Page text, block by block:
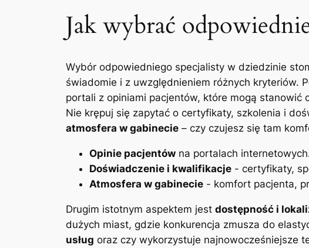
Jak wybrać
Wybór odpowiedniego specjalisty w dziedzinie
świadomie i z uwzględnieniem ​różnych kryteriów.
portali z opiniami pacjentów, które mogą
Nie krępuj się zapytać o certyfikaty,⁢ szkolenia i
atmosfera‌ w⁣ gabinecie – czy czujesz się ⁤tam
Opinie pacjentów na ⁤portalach
Doświadczenie i kwalifikacje -⁢ certyfikaty,
Atmosfera w gabinecie ⁢- komfort pacjenta,
Drugim ​istotnym aspektem jest dostępność i
dużych miast, gdzie konkurencja⁣ zmusza do
usług oraz czy wykorzystuje najnowocześniejsze